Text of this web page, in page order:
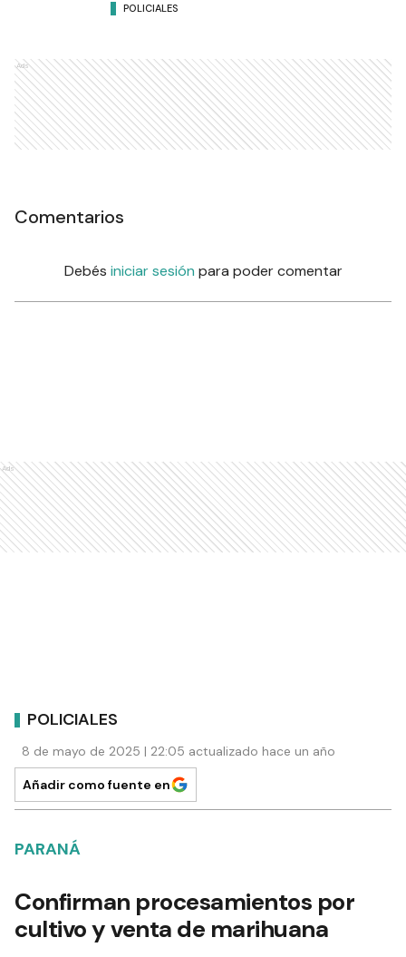
POLICIALES
Ads
Comentarios
Debés iniciar sesión para poder comentar
Ads
POLICIALES
8 de mayo de 2025 | 22:05 actualizado hace un año
Añadir como fuente en
PARANÁ
Confirman procesamientos por
cultivo y venta de marihuana